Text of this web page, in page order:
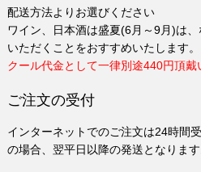
配送方法よりお選びください
ワイン、日本酒は盛夏(6月～9月)は
いただくことをおすすめいたします。
クール代金として一律別途440円頂戴
ご注文の受付
インターネットでのご注文は24時間
の場合、翌平日以降の発送となります